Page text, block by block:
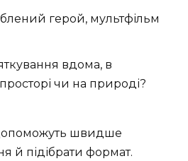
герой, мультфільм
вдома, в
чи на природі?
швидше
й підібрати формат.